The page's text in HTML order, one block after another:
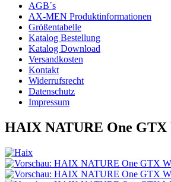
AGB´s
AX-MEN Produktinformationen
Größentabelle
Katalog Bestellung
Katalog Download
Versandkosten
Kontakt
Widerrufsrecht
Datenschutz
Impressum
HAIX NATURE One GTX